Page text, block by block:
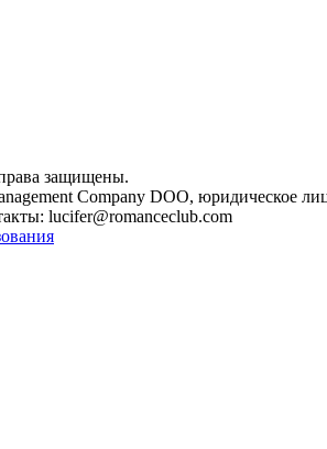
защищены.
Company DOO, юридическое
lucifer@romanceclub.com